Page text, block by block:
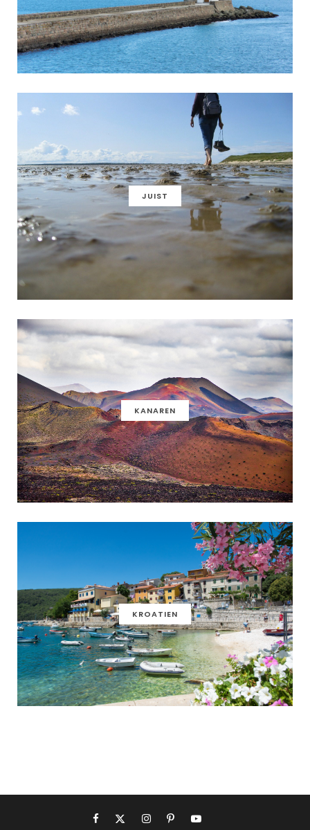
JUIST
KANAREN
KROATIEN